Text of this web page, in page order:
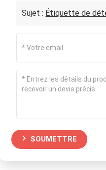
Sujet : Étiquette de
SOUMETTRE